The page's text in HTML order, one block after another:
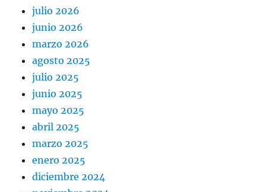
julio 2026
junio 2026
marzo 2026
agosto 2025
julio 2025
junio 2025
mayo 2025
abril 2025
marzo 2025
enero 2025
diciembre 2024